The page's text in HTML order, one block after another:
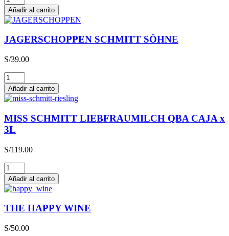
cantidad
Añadir al carrito
JAGERSCHOPPEN SCHMITT SÖHNE
S/39.00
JAGERSCHOPPEN
SCHMITT
SÖHNE
cantidad
Añadir al carrito
MISS SCHMITT LIEBFRAUMILCH QBA CAJA x
3L
S/119.00
MISS
SCHMITT
LIEBFRAUMILCH
QBA
CAJA
x
cantidad
Añadir al carrito
THE HAPPY WINE
S/50.00